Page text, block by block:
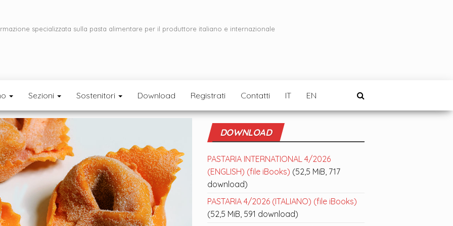
specializzata sulla pasta alimentare per il produttore italiano e internazionale
Sezioni Sostenitori Download Registrati Contatti IT EN
DOWNLOAD
PASTARIA INTERNATIONAL 4/2026
(ENGLISH) (file iBooks) (52,5 MiB, 717
download)
PASTARIA 4/2026 (ITALIANO) (file iBooks)
(52,5 MiB, 591 download)